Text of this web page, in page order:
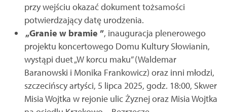
przy wejściu okazać dokument tożsamości
potwierdzający datę urodzenia.
„Granie w bramie ”, inauguracja plenerowego
projektu koncertowego Domu Kultury Słowianin,
wystąpi duet „W korcu maku” (Waldemar
Baranowski i Monika Frankowicz) oraz inni młodzi,
szczecińscy artyści, 5 lipca 2025, godz. 18:00, Skwer
Misia Wojtka w rejonie ulic Żyznej oraz Misia Wojtka